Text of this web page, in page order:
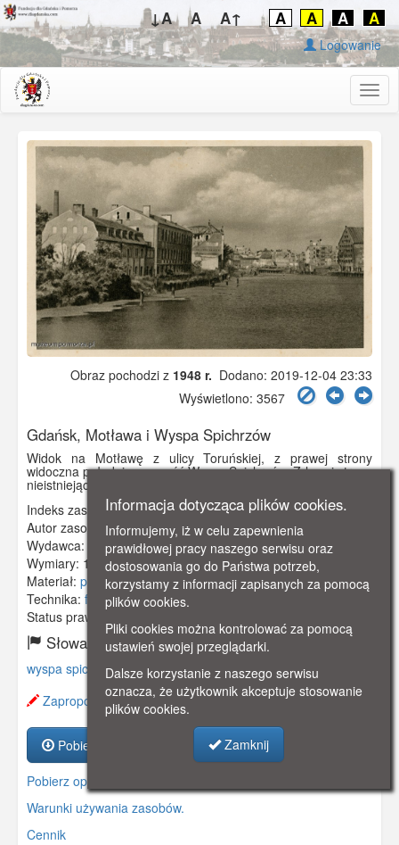
↓A A A↑ A A A A
Logowanie
Obraz pochodzi z 1948 r. Dodano: 2019-12-04 23:33
Wyświetlono: 3567
Gdańsk, Motława i Wyspa Spichrzów
Widok na Motławę z ulicy Toruńskiej, z prawej strony
widoczna południowa cześć Wyspy Spichrzów. Z lewej strony
nieistniejące zabudowania ulicy Lastadia.
Indeks zasobu:GSP02665
Autor zasobu:Jan Bułhak
Wydawca:
Książka i Wiedza
Wymiary: 140 x 90 mm
Materiał: pocztówka
Technika: fotografia czarno-biała
Status prawny:
Słowa kluczowe:
wyspa spichrzów,motława,
Zaproponuj zmianę opisu.
Pobierz zasób
Pobierz opis
Warunki używania zasobów.
Cennik
Informacja dotycząca plików cookies.
Informujemy, iż w celu zapewnienia
prawidłowej pracy naszego serwisu oraz
dostosowania go do Państwa potrzeb,
korzystamy z informacji zapisanych za pomocą
plików cookies.
Pliki cookies można kontrolować za pomocą
ustawień swojej przeglądarki.
Dalsze korzystanie z naszego serwisu
oznacza, że użytkownik akceptuje stosowanie
plików cookies.
Zamknij